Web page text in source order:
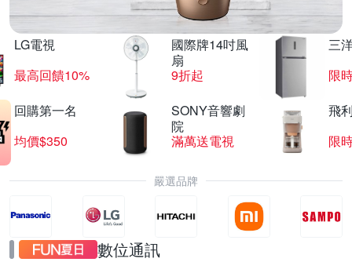
LG電視
最高回饋10%
國際牌14吋風
扇
9折起
三
限
回購第一名
均價$350
SONY音響劇
院
滿萬送電視
飛
限
嚴選品牌
數位通訊